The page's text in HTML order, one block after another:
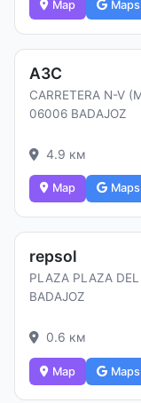
Map Maps
АЗС
CARRETERA N-V
06006 BADAJOZ
4.9 км
Map Maps
repsol
PLAZA PLAZA
BADAJOZ
0.6 км
Map Maps